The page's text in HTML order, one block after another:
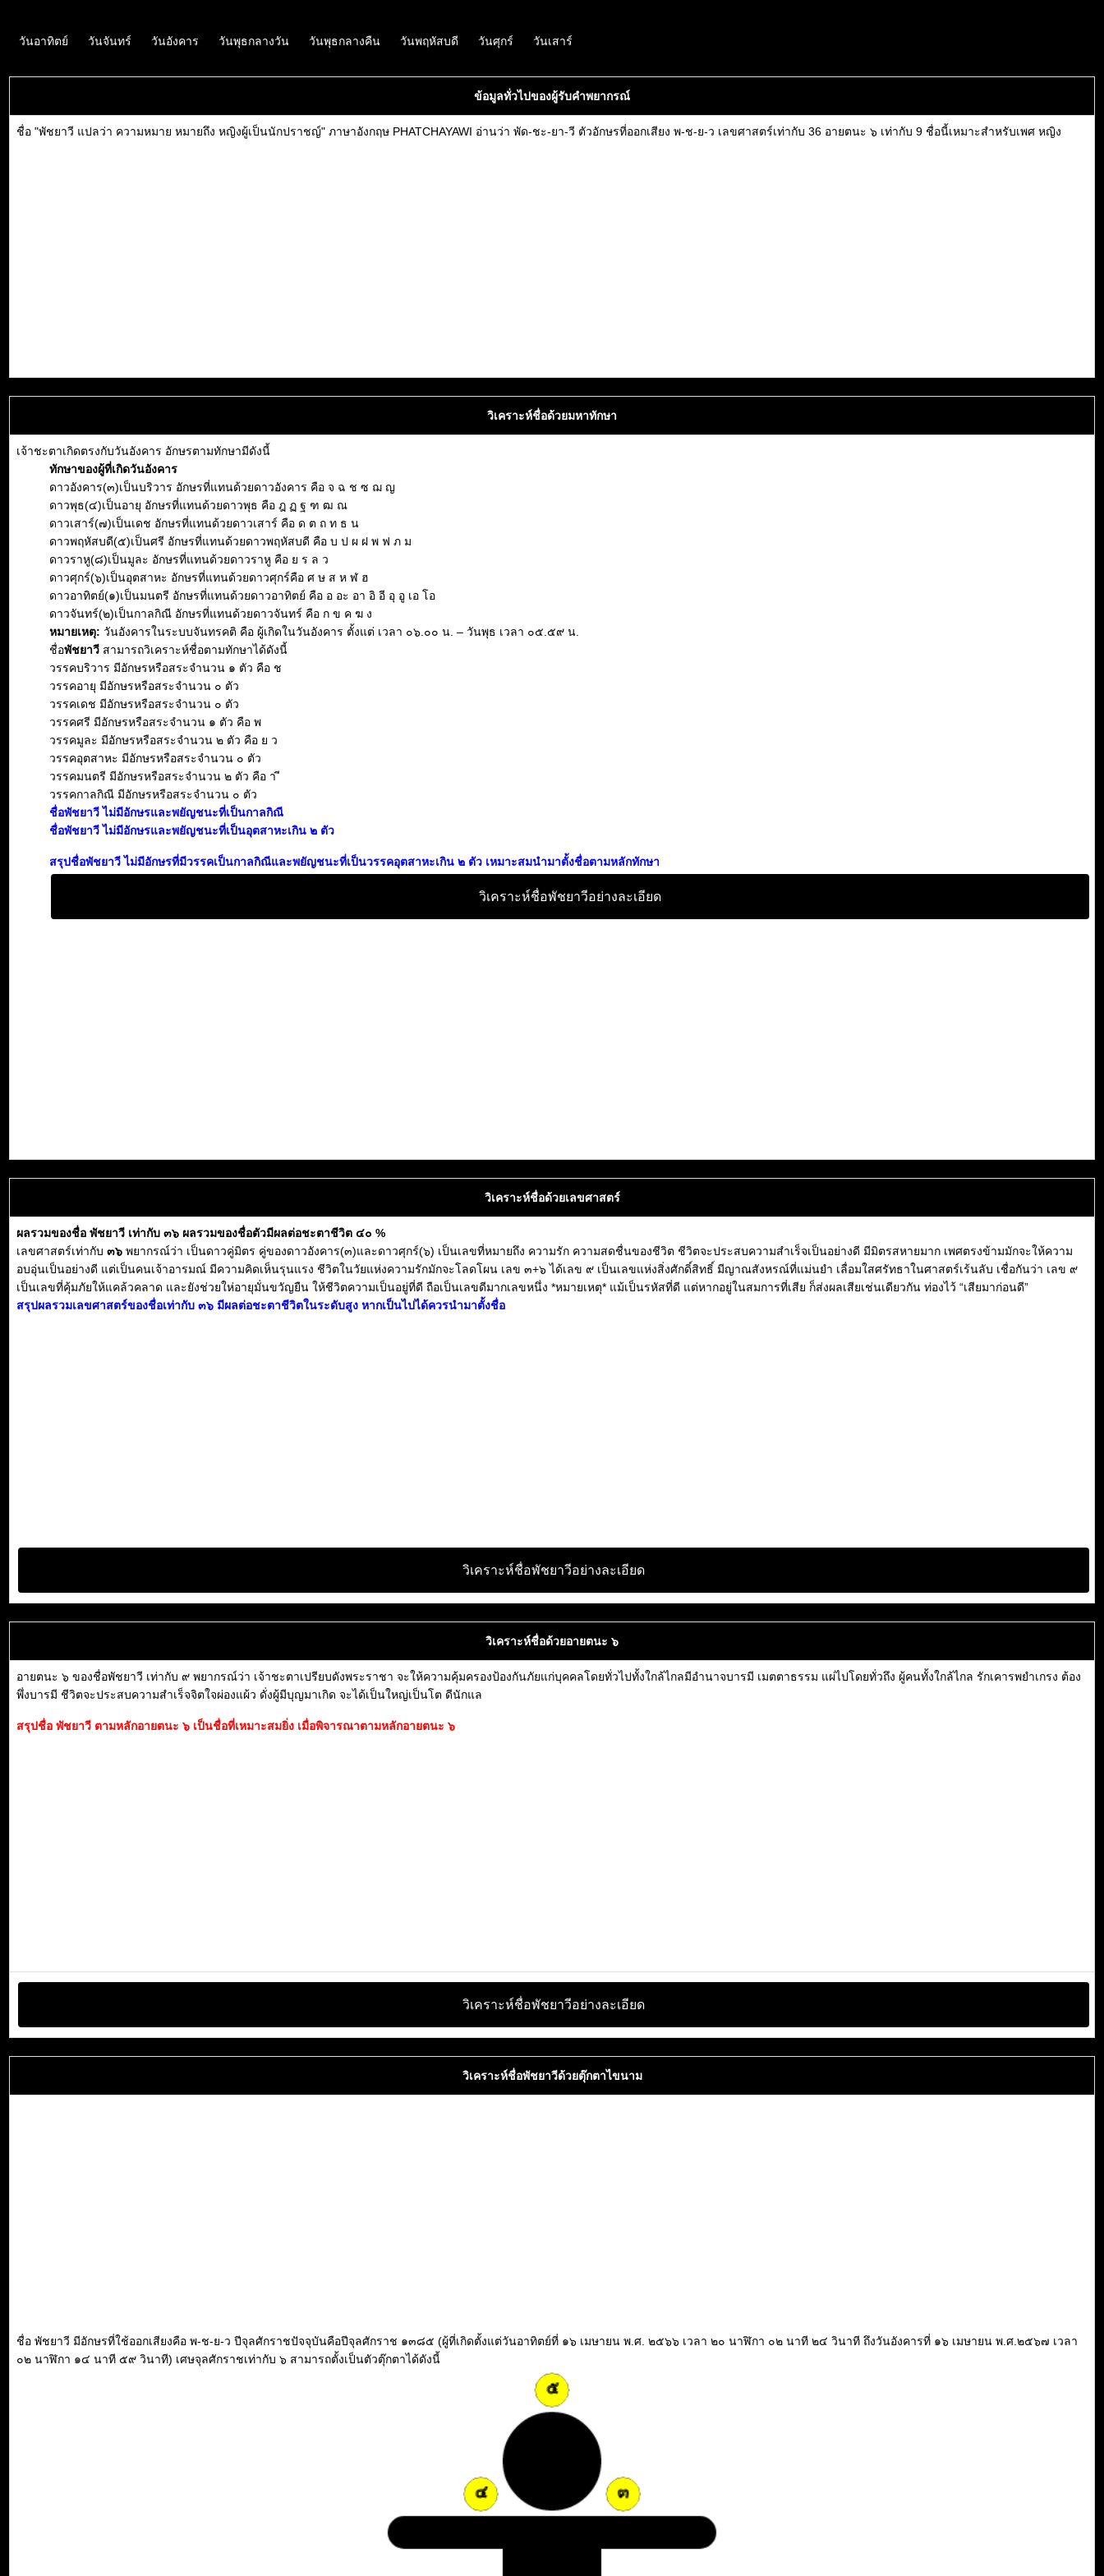
วันอาทิตย์ วันจันทร์ วันอังคาร วันพุธกลางวัน วันพุธกลางคืน วันพฤหัสบดี วันศุกร์ วันเสาร์
ข้อมูลทั่วไปของผู้รับคำพยากรณ์
ชื่อ "พัชยาวี แปลว่า ความหมาย หมายถึง หญิงผู้เป็นนักปราชญ์" ภาษาอังกฤษ PHATCHAYAWI อ่านว่า พัด-ชะ-ยา-วี ตัวอักษรที่ออกเสียง พ-ช-ย-ว เลขศาสตร์เท่ากับ 36 อายตนะ ๖ เท่ากับ 9 ชื่อนี้เหมาะสำหรับเพศ หญิง
วิเคราะห์ชื่อด้วยมหาทักษา
เจ้าชะตาเกิดตรงกับวันอังคาร อักษรตามทักษามีดังนี้
ทักษาของผู้ที่เกิดวันอังคาร
ดาวอังคาร(๓)เป็นบริวาร อักษรที่แทนด้วยดาวอังคาร คือ จ ฉ ช ซ ฌ ญ
ดาวพุธ(๔)เป็นอายุ อักษรที่แทนด้วยดาวพุธ คือ ฎ ฏ ฐ ฑ ฒ ณ
ดาวเสาร์(๗)เป็นเดช อักษรที่แทนด้วยดาวเสาร์ คือ ด ต ถ ท ธ น
ดาวพฤหัสบดี(๕)เป็นศรี อักษรที่แทนด้วยดาวพฤหัสบดี คือ บ ป ผ ฝ พ ฟ ภ ม
ดาวราหู(๘)เป็นมูละ อักษรที่แทนด้วยดาวราหู คือ ย ร ล ว
ดาวศุกร์(๖)เป็นอุตสาหะ อักษรที่แทนด้วยดาวศุกร์คือ ศ ษ ส ห ฬ ฮ
ดาวอาทิตย์(๑)เป็นมนตรี อักษรที่แทนด้วยดาวอาทิตย์ คือ อ อะ อา อิ อี อุ อู เอ โอ
ดาวจันทร์(๒)เป็นกาลกิณี อักษรที่แทนด้วยดาวจันทร์ คือ ก ข ค ฆ ง
หมายเหตุ: วันอังคารในระบบจันทรคติ คือ ผู้เกิดในวันอังคาร ตั้งแต่ เวลา ๐๖.๐๐ น. – วันพุธ เวลา ๐๕.๕๙ น.
ชื่อพัชยาวี สามารถวิเคราะห์ชื่อตามทักษาได้ดังนี้
วรรคบริวาร มีอักษรหรือสระจำนวน ๑ ตัว คือ ช
วรรคอายุ มีอักษรหรือสระจำนวน ๐ ตัว
วรรคเดช มีอักษรหรือสระจำนวน ๐ ตัว
วรรคศรี มีอักษรหรือสระจำนวน ๑ ตัว คือ พ
วรรคมูละ มีอักษรหรือสระจำนวน ๒ ตัว คือ ย ว
วรรคอุตสาหะ มีอักษรหรือสระจำนวน ๐ ตัว
วรรคมนตรี มีอักษรหรือสระจำนวน ๒ ตัว คือ า ี
วรรคกาลกิณี มีอักษรหรือสระจำนวน ๐ ตัว
ชื่อพัชยาวี ไม่มีอักษรและพยัญชนะที่เป็นกาลกิณี
ชื่อพัชยาวี ไม่มีอักษรและพยัญชนะที่เป็นอุตสาหะเกิน ๒ ตัว
สรุปชื่อพัชยาวี ไม่มีอักษรที่มีวรรคเป็นกาลกิณีและพยัญชนะที่เป็นวรรคอุตสาหะเกิน ๒ ตัว เหมาะสมนำมาตั้งชื่อตามหลักทักษา
วิเคราะห์ชื่อพัชยาวีอย่างละเอียด
วิเคราะห์ชื่อด้วยเลขศาสตร์
ผลรวมของชื่อ พัชยาวี เท่ากับ ๓๖ ผลรวมของชื่อตัวมีผลต่อชะตาชีวิต ๔๐ %
เลขศาสตร์เท่ากับ ๓๖ พยากรณ์ว่า เป็นดาวคู่มิตร คู่ของดาวอังคาร(๓)และดาวศุกร์(๖) เป็นเลขที่หมายถึง ความรัก ความสดชื่นของชีวิต ชีวิตจะประสบความสำเร็จเป็นอย่างดี มีมิตรสหายมาก เพศตรงข้ามมักจะให้ความ
อบอุ่นเป็นอย่างดี แต่เป็นคนเจ้าอารมณ์ มีความคิดเห็นรุนแรง ชีวิตในวัยแห่งความรักมักจะโลดโผน เลข ๓+๖ ได้เลข ๙ เป็นเลขแห่งสิ่งศักดิ์สิทธิ์ มีญาณสังหรณ์ที่แม่นยำ เลื่อมใสศรัทธาในศาสตร์เร้นลับ เชื่อกันว่า เลข ๙
เป็นเลขที่คุ้มภัยให้แคล้วคลาด และยังช่วยให่อายุมั่นขวัญยืน ให้ชีวิตความเป็นอยู่ที่ดี ถือเป็นเลขดีมากเลขหนึ่ง *หมายเหตุ* แม้เป็นรหัสที่ดี แต่หากอยู่ในสมการที่เสีย ก็ส่งผลเสียเช่นเดียวกัน ท่องไว้ “เสียมาก่อนดี”
สรุปผลรวมเลขศาสตร์ของชื่อเท่ากับ ๓๖ มีผลต่อชะตาชีวิตในระดับสูง หากเป็นไปได้ควรนำมาตั้งชื่อ
วิเคราะห์ชื่อพัชยาวีอย่างละเอียด
วิเคราะห์ชื่อด้วยอายตนะ ๖
อายตนะ ๖ ของชื่อพัชยาวี เท่ากับ ๙ พยากรณ์ว่า เจ้าชะตาเปรียบดังพระราชา จะให้ความคุ้มครองป้องกันภัยแก่บุคคลโดยทั่วไปทั้งใกล้ไกลมีอำนาจบารมี เมตตาธรรม แผ่ไปโดยทั่วถึง ผู้คนทั้งใกล้ไกล รักเคารพยำเกรง ต้อง
พึ่งบารมี ชีวิตจะประสบความสำเร็จจิตใจผ่องแผ้ว ดั่งผู้มีบุญมาเกิด จะได้เป็นใหญ่เป็นโต ดีนักแล
สรุปชื่อ พัชยาวี ตามหลักอายตนะ ๖ เป็นชื่อที่เหมาะสมยิ่ง เมื่อพิจารณาตามหลักอายตนะ ๖
วิเคราะห์ชื่อพัชยาวีอย่างละเอียด
วิเคราะห์ชื่อพัชยาวีด้วยตุ๊กตาไขนาม
ชื่อ พัชยาวี มีอักษรที่ใช้ออกเสียงคือ พ-ช-ย-ว ปีจุลศักราชปัจจุบันคือปีจุลศักราช ๑๓๘๕ (ผู้ที่เกิดตั้งแต่วันอาทิตย์ที่ ๑๖ เมษายน พ.ศ. ๒๕๖๖ เวลา ๒๐ นาฬิกา ๐๒ นาที ๒๔ วินาที ถึงวันอังคารที่ ๑๖ เมษายน พ.ศ.๒๕๖๗ เวลา
๐๒ นาฬิกา ๑๔ นาที ๕๙ วินาที) เศษจุลศักราชเท่ากับ ๖ สามารถตั้งเป็นตัวตุ๊กตาได้ดังนี้